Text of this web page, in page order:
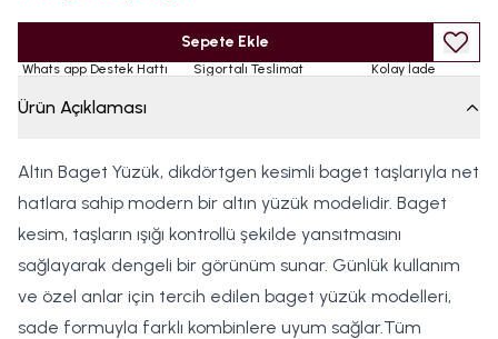
Sepete Ekle
Whats app Destek Hattı Sigortalı Teslimat Kolay İade
Ürün Açıklaması
Altın Baget Yüzük, dikdörtgen kesimli baget taşlarıyla net
hatlara sahip modern bir altın yüzük modelidir. Baget
kesim, taşların ışığı kontrollü şekilde yansıtmasını
sağlayarak dengeli bir görünüm sunar. Günlük kullanım
ve özel anlar için tercih edilen baget yüzük modelleri,
sade formuyla farklı kombinlere uyum sağlar.Tüm